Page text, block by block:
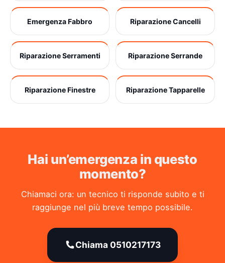
Emergenza Fabbro Riparazione Cancelli
Riparazione Serramenti Riparazione Serrande
Riparazione Finestre Riparazione Tapparelle
Hai un’emergenza in questo
momento?
Chiamaci ora: un tecnico ti risponde subito e ti
raggiunge nel più breve tempo possibile.
Chiama 0510217173